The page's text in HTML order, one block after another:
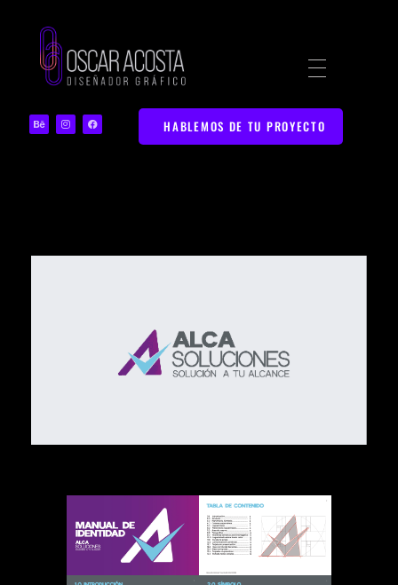
Diseñador Gráfico | Portafolio Web Creativo
Portafolio de Diseño Gráfico y Marketing Digital en Bucaramanga
HABLEMOS DE TU PROYECTO